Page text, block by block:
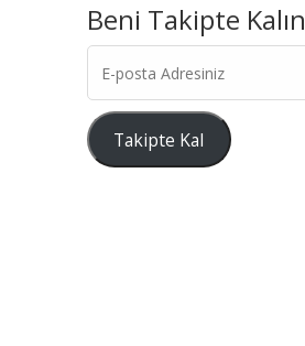
Beni Takipte Kalın
E-
posta
Adresiniz
Takipte Kal